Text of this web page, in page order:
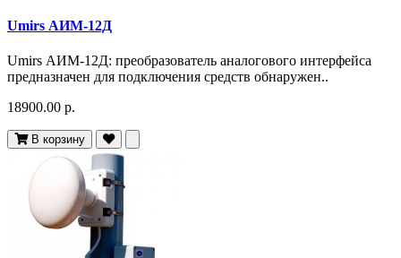
Umirs АИМ-12Д
Umirs АИМ-12Д: преобразователь аналогового интерфейса
предназначен для подключения средств обнаружен..
18900.00 р.
В корзину